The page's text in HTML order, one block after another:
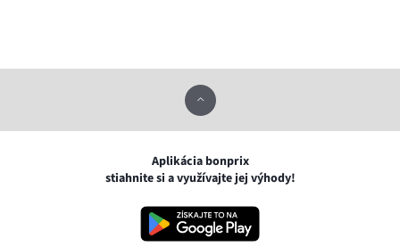
Aplikácia bonprix
stiahnite si a využívajte jej výhody!